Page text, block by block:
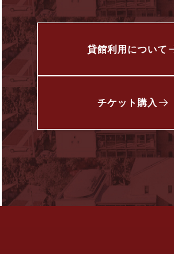
貸館利用について
チケット 購入